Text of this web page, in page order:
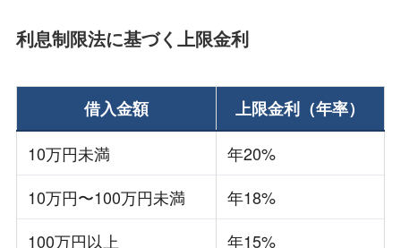
利息制限法に基づく上限金利
借入金額
上限金利（年率）
10万円未満
年20%
10万円〜100万円未満
年18%
100万円以上
年15%